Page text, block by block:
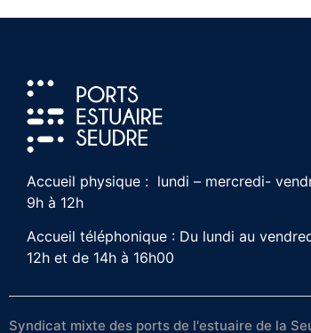
Accueil physique : lundi – mercredi-
9h à 12h
Accueil téléphonique : Du lundi au
12h et de 14h à 16h00
Syndicat mixte des ports de l'estuaire de la